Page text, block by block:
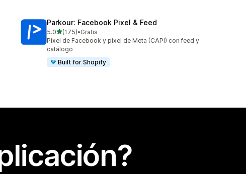
Parkour: Facebook Pixel & Feed
5.0de 5 estrellas
(175)
175 reseñas en total
•Gratis
Píxel de Facebook y píxel de Meta (CAPI) con feed y
catálogo
Built for Shopify